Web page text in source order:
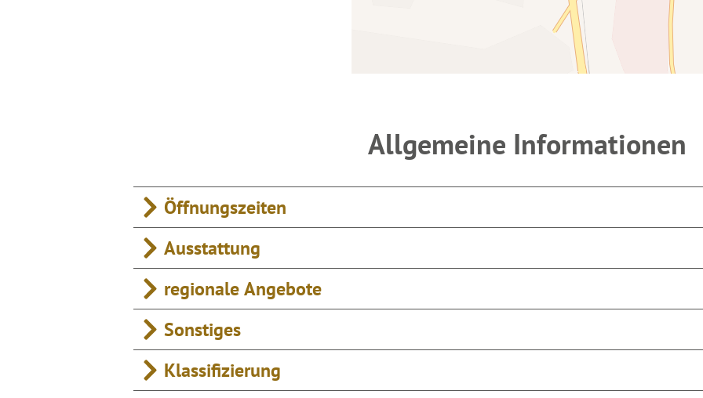
Allgemeine Informationen
Öffnungszeiten
Ausstattung
regionale Angebote
Sonstiges
Klassifizierung